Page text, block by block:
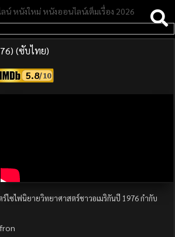
(ซับไทย)
5.8
ไซไฟนิยายวิทยาศาสตร์ชาวอเมริกันปี 1976 กำกับ